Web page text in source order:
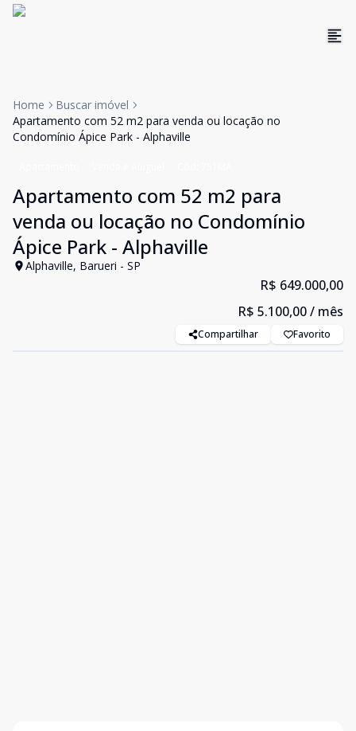
Home
Buscar imóvel
Apartamento com 52 m2 para venda ou locação no
Condomínio Ápice Park - Alphaville
Apartamento com 52 m2 para
venda ou locação no Condomínio
Ápice Park - Alphaville
Alphaville, Barueri - SP
R$ 649.000,00
R$ 5.100,00/ mês
Compartilhar Favorito